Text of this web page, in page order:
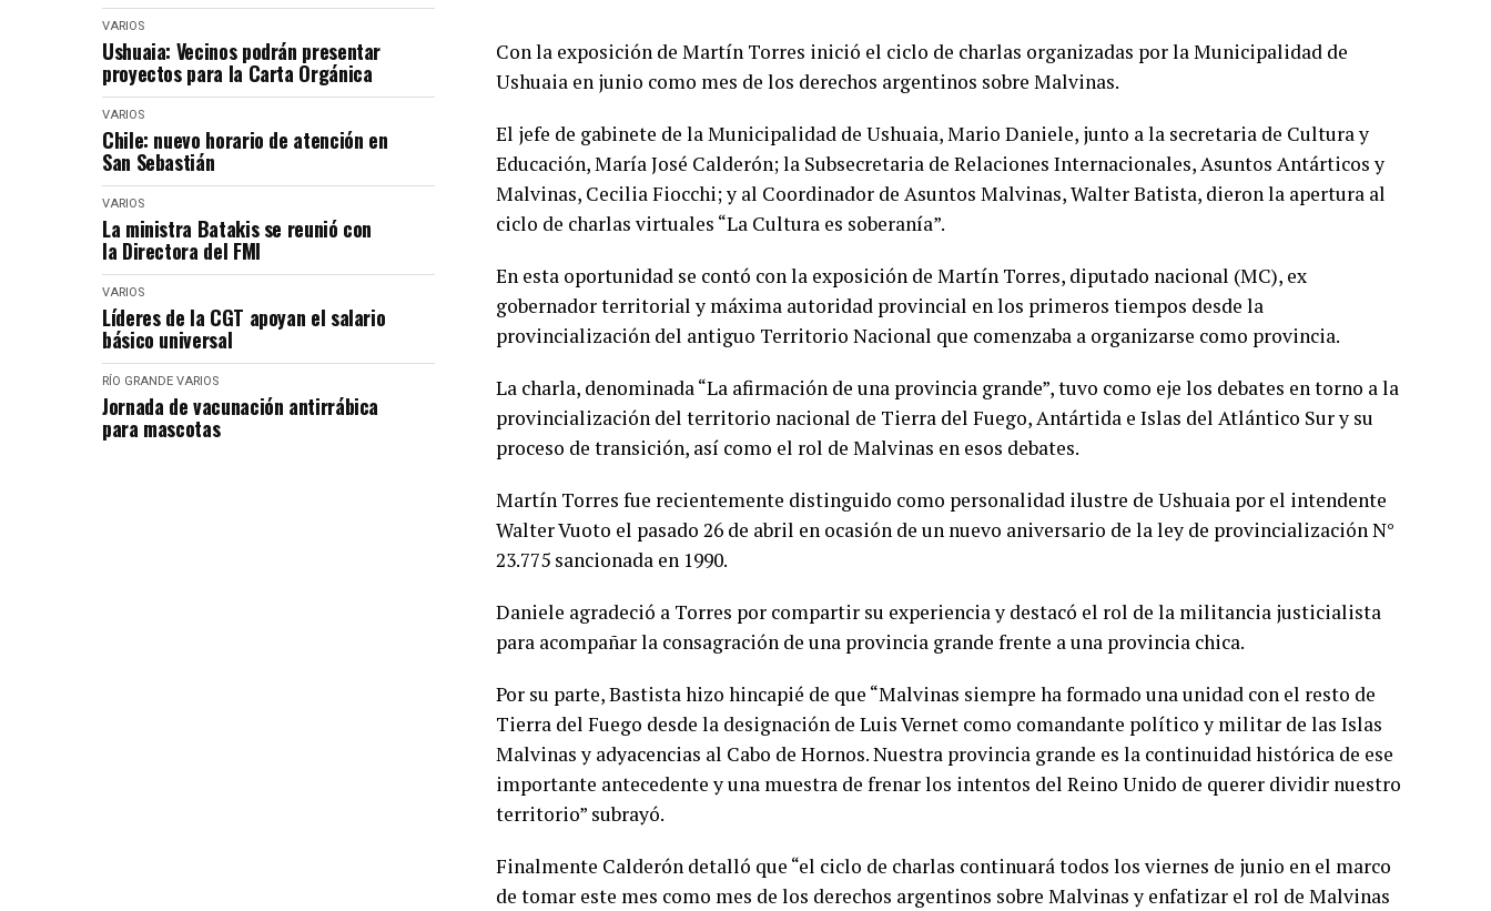
VARIOS
Ushuaia: Vecinos podrán presentar
proyectos para la Carta Orgánica
VARIOS
Chile: nuevo horario de atención en
San Sebastián
VARIOS
La ministra Batakis se reunió con
la Directora del FMI
VARIOS
Líderes de la CGT apoyan el salario
básico universal
RÍO GRANDE VARIOS
Jornada de vacunación antirrábica
para mascotas
Con la exposición de Martín Torres inició el ciclo de charlas organizadas por la Municipalidad de
Ushuaia en junio como mes de los derechos argentinos sobre Malvinas.
El jefe de gabinete de la Municipalidad de Ushuaia, Mario Daniele, junto a la secretaria de Cultura y
Educación, María José Calderón; la Subsecretaria de Relaciones Internacionales, Asuntos Antárticos y
Malvinas, Cecilia Fiocchi; y al Coordinador de Asuntos Malvinas, Walter Batista, dieron la apertura al
ciclo de charlas virtuales “La Cultura es soberanía”.
En esta oportunidad se contó con la exposición de Martín Torres, diputado nacional (MC), ex
gobernador territorial y máxima autoridad provincial en los primeros tiempos desde la
provincialización del antiguo Territorio Nacional que comenzaba a organizarse como provincia.
La charla, denominada “La afirmación de una provincia grande”, tuvo como eje los debates en torno a la
provincialización del territorio nacional de Tierra del Fuego, Antártida e Islas del Atlántico Sur y su
proceso de transición, así como el rol de Malvinas en esos debates.
Martín Torres fue recientemente distinguido como personalidad ilustre de Ushuaia por el intendente
Walter Vuoto el pasado 26 de abril en ocasión de un nuevo aniversario de la ley de provincialización N°
23.775 sancionada en 1990.
Daniele agradeció a Torres por compartir su experiencia y destacó el rol de la militancia justicialista
para acompañar la consagración de una provincia grande frente a una provincia chica.
Por su parte, Bastista hizo hincapié de que “Malvinas siempre ha formado una unidad con el resto de
Tierra del Fuego desde la designación de Luis Vernet como comandante político y militar de las Islas
Malvinas y adyacencias al Cabo de Hornos. Nuestra provincia grande es la continuidad histórica de ese
importante antecedente y una muestra de frenar los intentos del Reino Unido de querer dividir nuestro
territorio” subrayó.
Finalmente Calderón detalló que “el ciclo de charlas continuará todos los viernes de junio en el marco
de tomar este mes como mes de los derechos argentinos sobre Malvinas y enfatizar el rol de Malvinas